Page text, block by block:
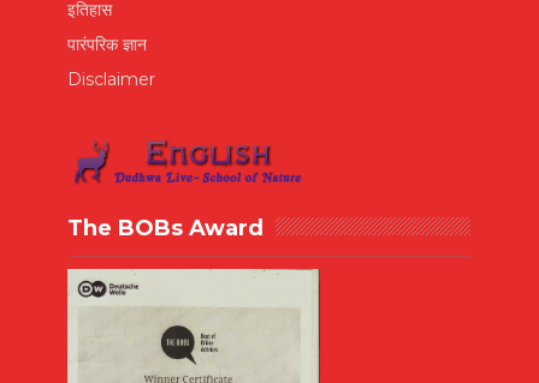
इतिहास
पारंपरिक ज्ञान
Disclaimer
The BOBs Award